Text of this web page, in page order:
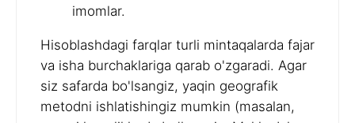
imomlar.
Hisoblashdagi farqlar turli mintaqalarda fajar
va isha burchaklariga qarab o'zgaradi. Agar
siz safarda bo'lsangiz, yaqin geografik
metodni ishlatishingiz mumkin (masalan,